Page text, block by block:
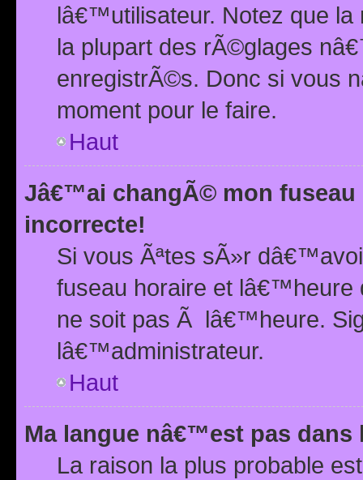
lâ€™utilisateur. Notez que la
la plupart des rÃ©glages
enregistrÃ©s. Donc si vous
moment pour le faire.
Haut
Jâ€™ai changÃ© mon
incorrecte!
Si vous Ãªtes sÃ»r
fuseau horaire et
ne soit pas Ã lâ€™heure.
lâ€™administrateur.
Haut
Ma langue nâ€™est pas dans
La raison la plus probable